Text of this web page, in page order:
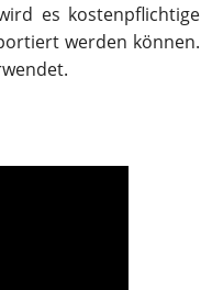
es kostenpflichtige
werden können.